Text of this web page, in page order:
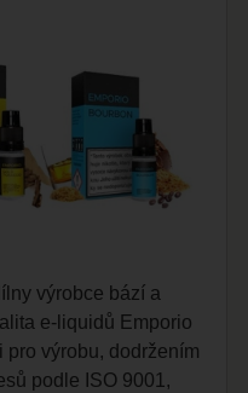
výrobce bází a
e-liquidů Emporio
výrobu, dodržením
podle ISO 9001,